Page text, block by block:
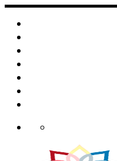
Zum
Inhalt
springen